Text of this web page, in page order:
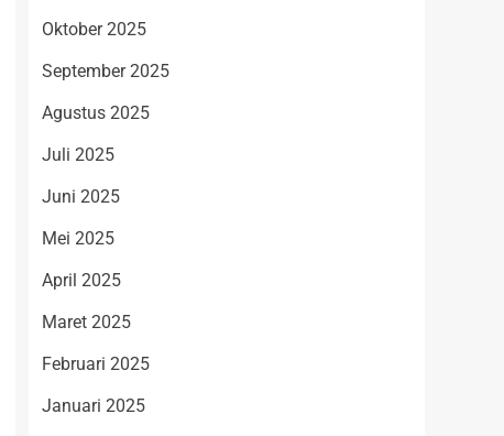
Oktober 2025
September 2025
Agustus 2025
Juli 2025
Juni 2025
Mei 2025
April 2025
Maret 2025
Februari 2025
Januari 2025